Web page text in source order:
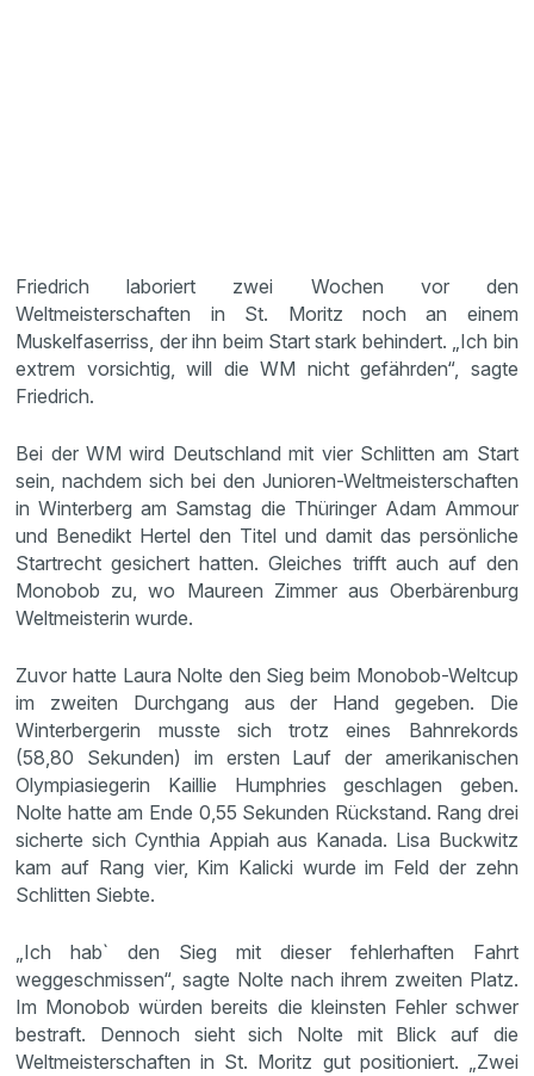
Friedrich laboriert zwei Wochen vor den
Weltmeisterschaften in St. Moritz noch an einem
Muskelfaserriss, der ihn beim Start stark behindert. „Ich bin
extrem vorsichtig, will die WM nicht gefährden“, sagte
Friedrich.
Bei der WM wird Deutschland mit vier Schlitten am Start
sein, nachdem sich bei den Junioren-Weltmeisterschaften
in Winterberg am Samstag die Thüringer Adam Ammour
und Benedikt Hertel den Titel und damit das persönliche
Startrecht gesichert hatten. Gleiches trifft auch auf den
Monobob zu, wo Maureen Zimmer aus Oberbärenburg
Weltmeisterin wurde.
Zuvor hatte Laura Nolte den Sieg beim Monobob-Weltcup
im zweiten Durchgang aus der Hand gegeben. Die
Winterbergerin musste sich trotz eines Bahnrekords
(58,80 Sekunden) im ersten Lauf der amerikanischen
Olympiasiegerin Kaillie Humphries geschlagen geben.
Nolte hatte am Ende 0,55 Sekunden Rückstand. Rang drei
sicherte sich Cynthia Appiah aus Kanada. Lisa Buckwitz
kam auf Rang vier, Kim Kalicki wurde im Feld der zehn
Schlitten Siebte.
„Ich hab` den Sieg mit dieser fehlerhaften Fahrt
weggeschmissen“, sagte Nolte nach ihrem zweiten Platz.
Im Monobob würden bereits die kleinsten Fehler schwer
bestraft. Dennoch sieht sich Nolte mit Blick auf die
Weltmeisterschaften in St. Moritz gut positioniert. „Zwei